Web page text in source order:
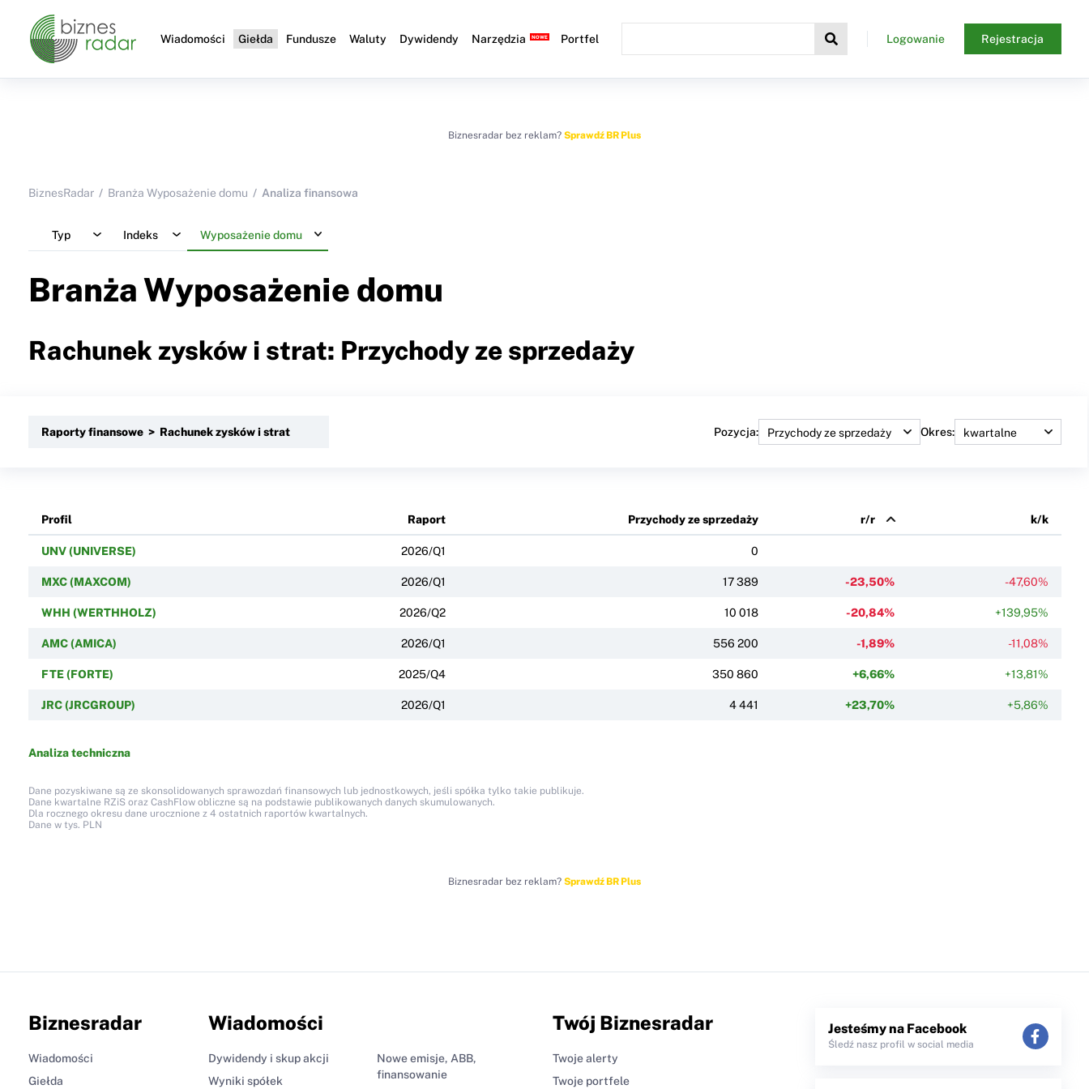
Wiadomości Giełda Fundusze Waluty Dywidendy Narzędzia Portfel Logowanie Rejestracja
Biznesradar bez reklam? Sprawdź BR Plus
BiznesRadar Branża Wyposażenie domu Analiza finansowa
Typ Indeks Wyposażenie domu
Branża Wyposażenie domu
Rachunek zysków i strat: Przychody ze sprzedaży
Raporty finansowe > Rachunek zysków i strat Pozycja: Okres:
Profil Raport Przychody ze sprzedaży r/r k/k
UNV (UNIVERSE) 2026/Q1 0
MXC (MAXCOM) 2026/Q1 17 389 -23,50% -47,60%
WHH (WERTHHOLZ) 2026/Q2 10 018 -20,84% +139,95%
AMC (AMICA) 2026/Q1 556 200 -1,89% -11,08%
FTE (FORTE) 2025/Q4 350 860 +6,66% +13,81%
JRC (JRCGROUP) 2026/Q1 4 441 +23,70% +5,86%
Analiza techniczna
Dane pozyskiwane są ze skonsolidowanych sprawozdań finansowych lub jednostkowych, jeśli spółka tylko takie publikuje.
Dane kwartalne RZiS oraz CashFlow obliczne są na podstawie publikowanych danych skumulowanych.
Dla rocznego okresu dane urocznione z 4 ostatnich raportów kwartalnych.
Dane w tys. PLN
Biznesradar bez reklam? Sprawdź BR Plus
Biznesradar
Wiadomości
Giełda
Wiadomości
Dywidendy i skup akcji
Wyniki spółek
Nowe emisje, ABB,
finansowanie
Twój Biznesradar
Twoje alerty
Twoje portfele
Jesteśmy na Facebook
Śledź nasz profil w social media